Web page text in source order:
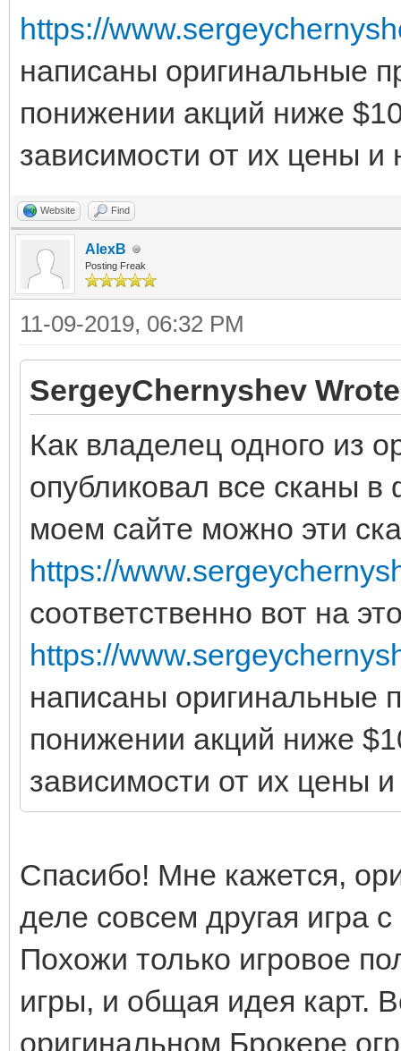
https://
написаны оригинальные
понижении акций ниже
зависимости от их цены
Website Find
AlexB
Posting Freak
11-09-2019, 06:32 PM
SergeyChernyshev
Как владелец одного из
опубликовал все сканы в
моем сайте можно эти
https://
соответственно вот на
https://
написаны оригинальные
понижении акций ниже
зависимости от их цены
Спасибо! Мне кажется,
деле совсем другая игра
Похожи только игровое
игры, и общая идея карт.
оригинальном Брокере